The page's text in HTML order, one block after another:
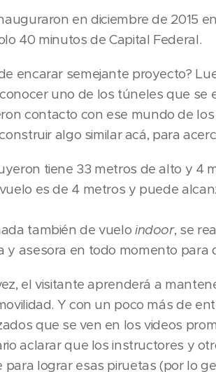
en diciembre de 2015
40 minutos de Capital Federal.
encarar semejante proyecto?
uno de los túneles que se
contacto con ese mundo de
algo similar acá, para
tiene 33 metros de alto y 4
es de 4 metros y puede
también de vuelo indoor, se
y asesora en todo momento para
el visitante aprenderá a
Y con un poco más de
que se ven en los videos
aclarar que los instructores y
para lograr esas piruetas (por lo